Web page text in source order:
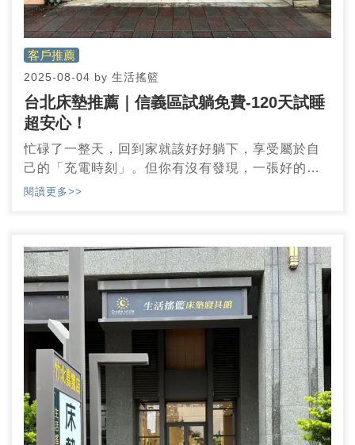
客戶推薦
2025-08-04 by 生活搖籃
台北床墊推薦｜信義區試躺免費-120天試睡
超安心！
忙碌了一整天，回到家就該好好躺下，享受屬於自
己的「充電時刻」。但你有沒有發現，一張好的床
墊，不只影響自己的睡眠，還能讓家人感覺更輕
寢具館台北松隆門市，體驗一次讓人驚豔的挑床之
旅吧！
閱讀更多>>